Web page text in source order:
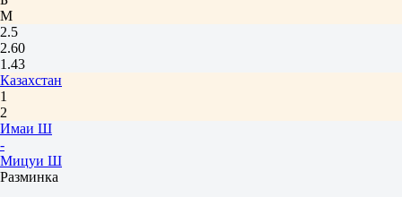
М
2.5
2.60
1.43
Казахстан
1
2
Имаи Ш
-
Мицуи Ш
Разминка